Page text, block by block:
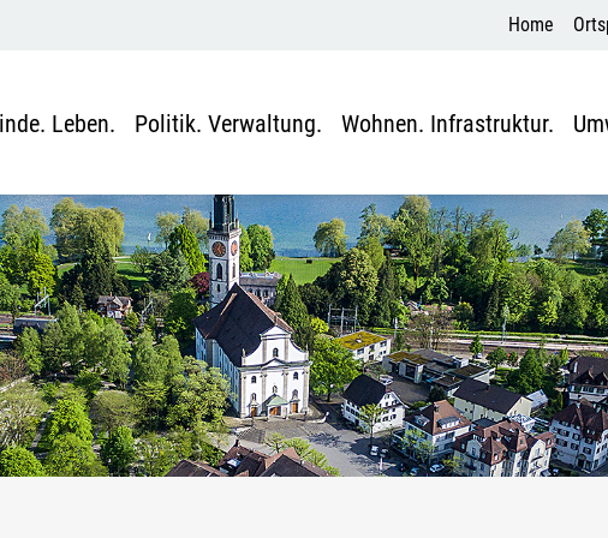
Home
Leben. Politik. Verwaltung. Wohnen. Infrastruktur.